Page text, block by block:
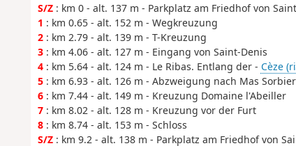
S/Z: km 0 - alt. 137 m - Parkplatz am Friedhof von
1 : km 0.65 - alt. 152 m - Wegkreuzung
2: km 2.79 - alt. 139 m - T-Kreuzung
3: km 4.06 - alt. 127 m - Eingang von Saint-Denis
4: km 5.64 - alt. 124 m - Le Ribas. Entlang der - Cèze
5: km 6.93 - alt. 126 m - Abzweigung nach Mas Sorbier
6: km 7.44 - alt. 149 m - Kreuzung Domaine l'Abeiller
7: km 8.02 - alt. 128 m - Kreuzung vor der Furt
8: km 8.74 - alt. 153 m - Schloss
S/Z: km 9.2 - alt. 138 m - Parkplatz am Friedhof von